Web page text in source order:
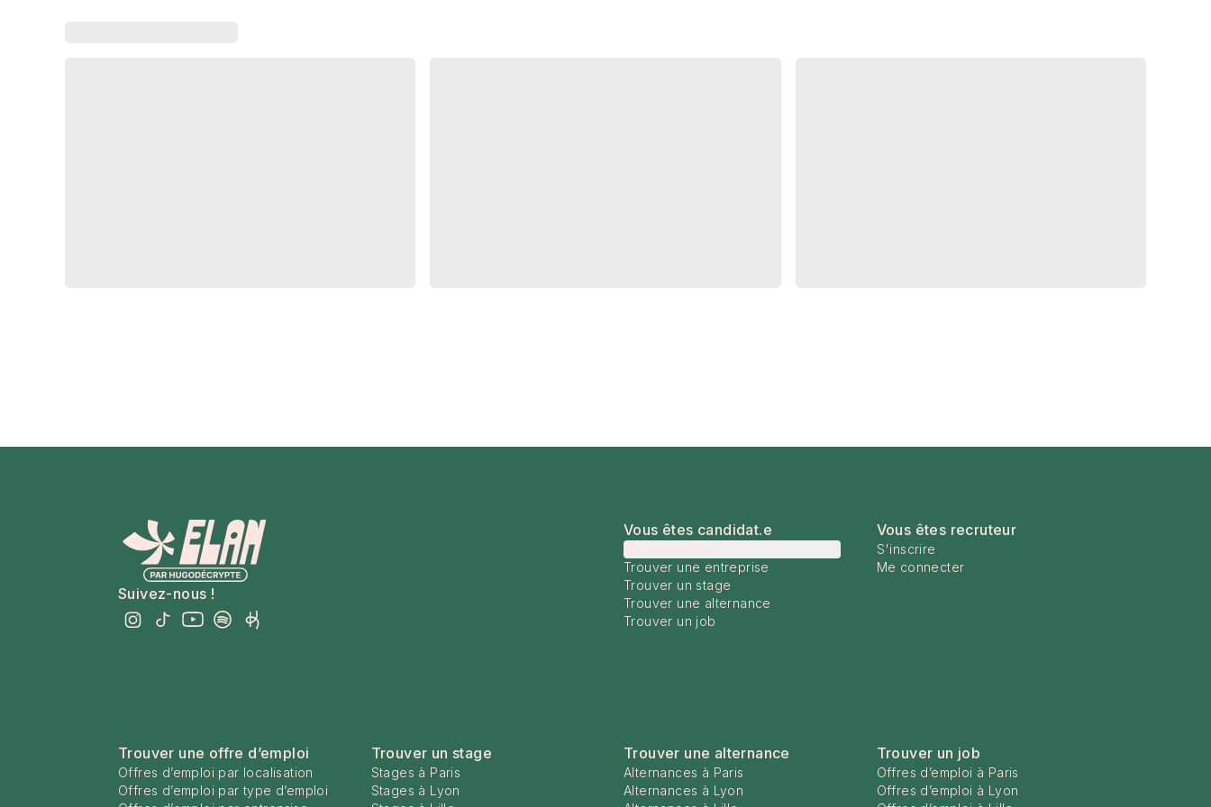
Suivez-nous !
Vous êtes candidat.e
Trouver une entreprise
Trouver un stage
Trouver une alternance
Trouver un job
Vous êtes recruteur
S'inscrire
Me connecter
Trouver une offre d’emploi
Offres d’emploi par localisation
Offres d’emploi par type d’emploi
Trouver un stage
Stages à Paris
Stages à Lyon
Trouver une alternance
Alternances à Paris
Alternances à Lyon
Trouver un job
Offres d’emploi à Paris
Offres d’emploi à Lyon